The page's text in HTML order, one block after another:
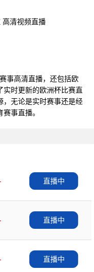
高清视频直播
事高清直播，还包括欧
实时更新的欧洲杯比赛直
，无论是实时赛事还是经
事直播。
直播中
直播中
直播中